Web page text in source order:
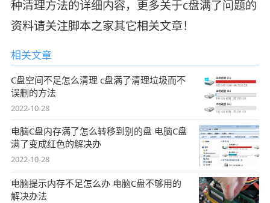
种清理方法的详细内容，更多关于c盘满了问题的
资料请关注脚本之家其它相关文章！
相关文章
C盘空间不足怎么清理 c盘满了清理垃圾而不
误删的方法
2022-10-28
电脑C盘内存满了怎么转移到别的盘 电脑C盘
满了变成红色的解决办
2022-10-28
电脑提示内存不足怎么办 电脑C盘不够用的
解决办法